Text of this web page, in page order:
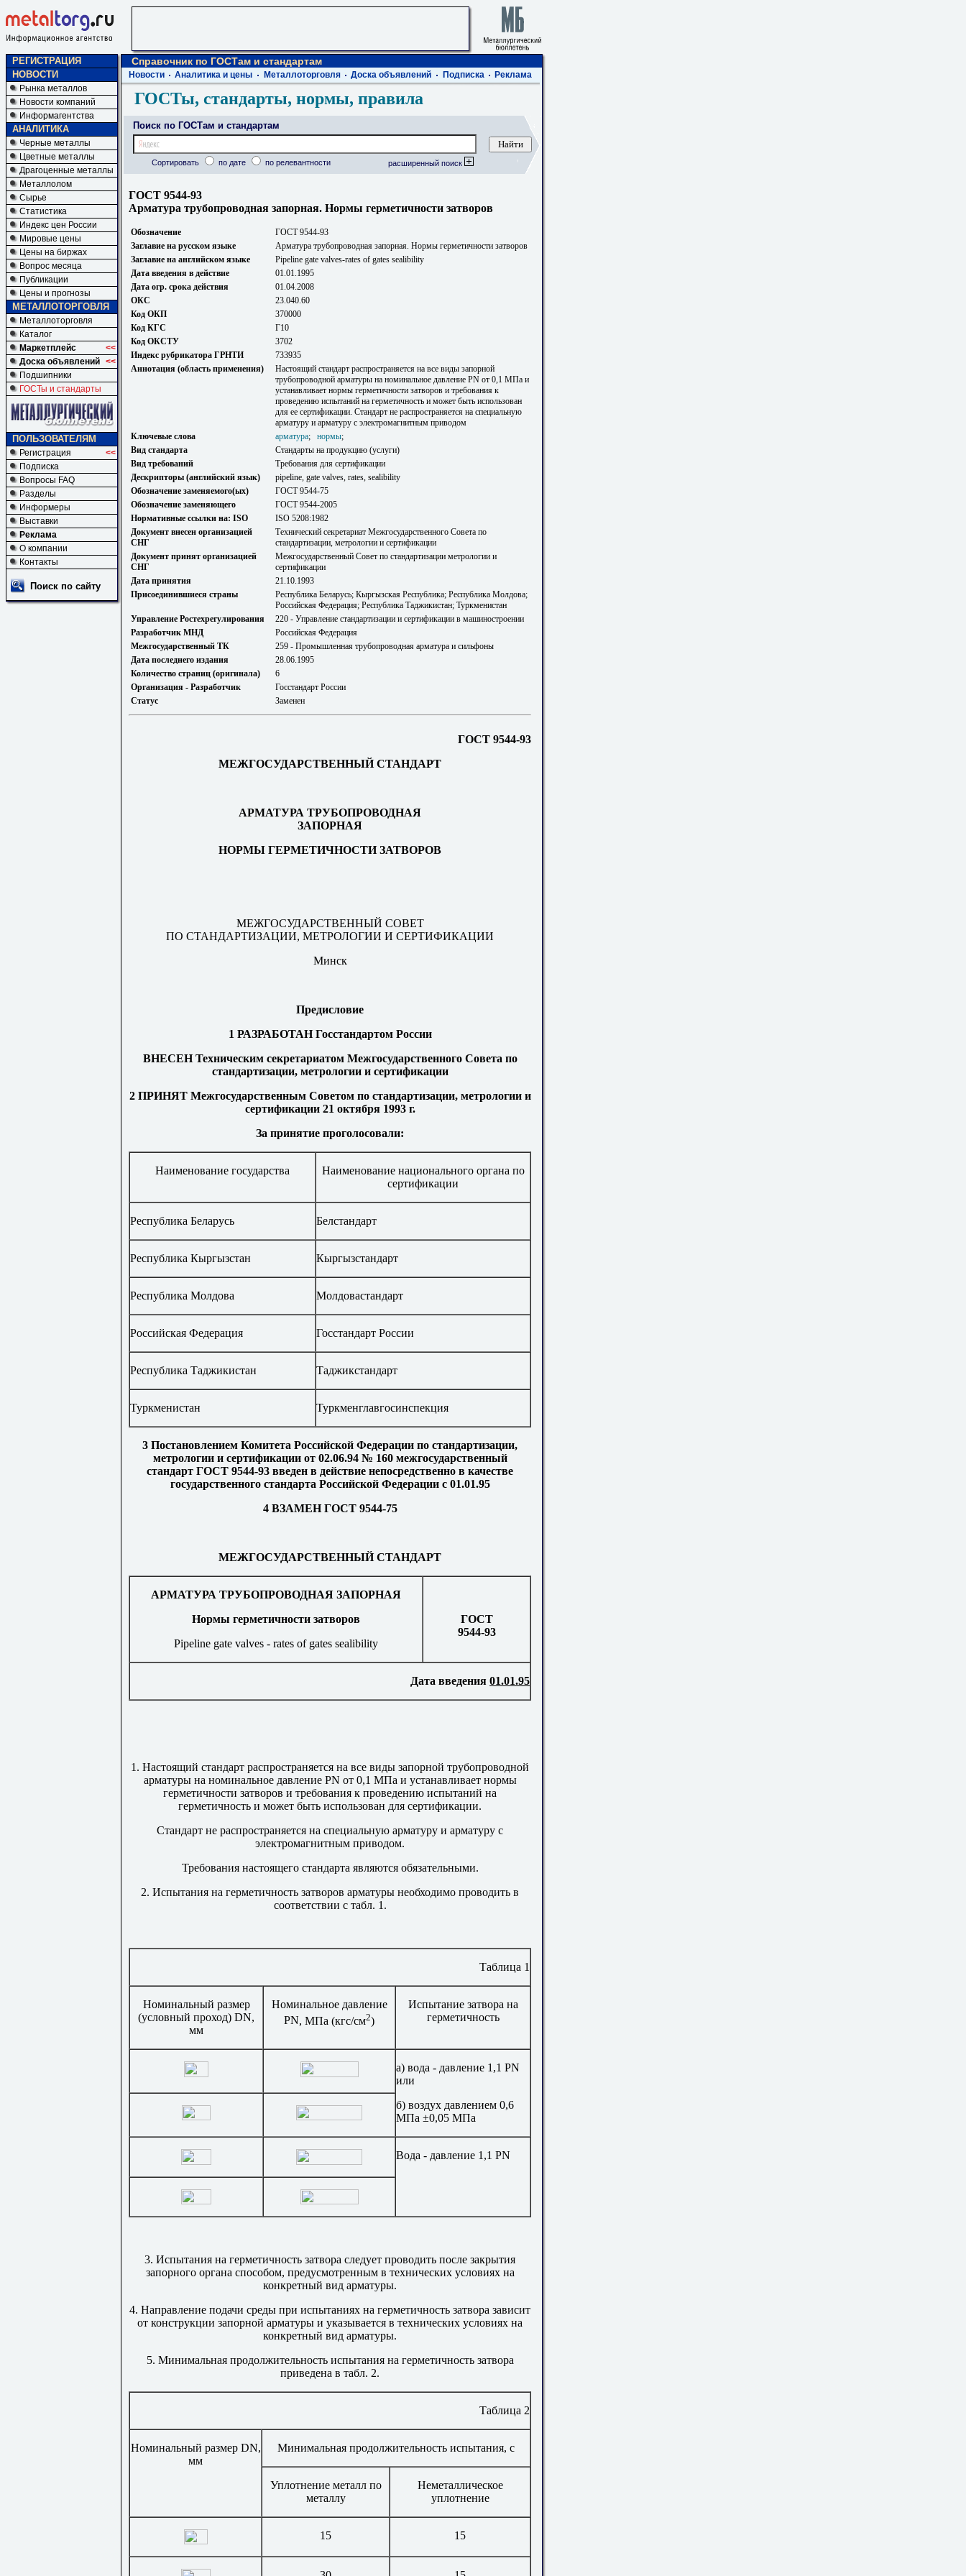
РЕГИСТРАЦИЯ
НОВОСТИ
Рынка металлов
Новости компаний
Информагентства
АНАЛИТИКА
Черные металлы
Цветные металлы
Драгоценные металлы
Металлолом
Сырье
Статистика
Индекс цен России
Мировые цены
Цены на биржах
Вопрос месяца
Публикации
Цены и прогнозы
МЕТАЛЛОТОРГОВЛЯ
Металлоторговля
Каталог
Маркетплейс
<<
Доска объявлений <<
Подшипники
ГОСТы и стандарты
ПОЛЬЗОВАТЕЛЯМ
Регистрация
<<
Подписка
Вопросы FAQ
Разделы
Информеры
Выставки
Реклама
О компании
Контакты
Поиск по сайту
Справочник по ГОСТам и стандартам
Новости Аналитика и цены Металлоторговля Доска объявлений Подписка Реклама
ГОСТы, стандарты, нормы, правила
Поиск по ГОСТам и стандартам
Сортировать по дате по релевантности расширенный поиск
ГОСТ 9544-93
Арматура трубопроводная запорная. Нормы герметичности затворов
Обозначение
ГОСТ 9544-93
Заглавие на русском языке
Арматура трубопроводная запорная. Нормы герметичности затворов
Заглавие на английском языке
Pipeline gate valves-rates of gates sealibility
Дата введения в действие
01.01.1995
Дата огр. срока действия
01.04.2008
ОКС
23.040.60
Код ОКП
370000
Код КГС
Г10
Код ОКСТУ
3702
Индекс рубрикатора ГРНТИ
733935
Аннотация (область применения)
Настоящий стандарт распространяется на все виды запорной
трубопроводной арматуры на номинальное давление PN от 0,1 МПа и
устанавливает нормы герметичности затворов и требования к
проведению испытаний на герметичность и может быть использован
для ее сертификации. Стандарт не распространяется на специальную
арматуру и арматуру с электромагнитным приводом
Ключевые слова
арматура; нормы;
Вид стандарта
Стандарты на продукцию (услуги)
Вид требований
Требования для сертификации
Дескрипторы (английский язык)
pipeline, gate valves, rates, sealibility
Обозначение заменяемого(ых)
ГОСТ 9544-75
Обозначение заменяющего
ГОСТ 9544-2005
Нормативные ссылки на: ISO
ISO 5208:1982
Документ внесен организацией
СНГ
Технический секретариат Межгосударственного Совета по
стандартизации, метрологии и сертификации
Документ принят организацией
СНГ
Межгосударственный Совет по стандартизации метрологии и
сертификации
Дата принятия
21.10.1993
Присоединившиеся страны
Республика Беларусь; Кыргызская Республика; Республика Молдова;
Российская Федерация; Республика Таджикистан; Туркменистан
Управление Ростехрегулирования
220 - Управление стандартизации и сертификации в машиностроении
Разработчик МНД
Российская Федерация
Межгосударственный ТК
259 - Промышленная трубопроводная арматура и сильфоны
Дата последнего издания
28.06.1995
Количество страниц (оригинала)
6
Организация - Разработчик
Госстандарт России
Статус
Заменен
ГОСТ 9544-93
МЕЖГОСУДАРСТВЕННЫЙ СТАНДАРТ
АРМАТУРА ТРУБОПРОВОДНАЯ
ЗАПОРНАЯ
НОРМЫ ГЕРМЕТИЧНОСТИ ЗАТВОРОВ
МЕЖГОСУДАРСТВЕННЫЙ СОВЕТ
ПО СТАНДАРТИЗАЦИИ, МЕТРОЛОГИИ И СЕРТИФИКАЦИИ
Минск
Предисловие
1 РАЗРАБОТАН Госстандартом России
ВНЕСЕН Техническим секретариатом Межгосударственного Совета по
стандартизации, метрологии и сертификации
2 ПРИНЯТ Межгосударственным Советом по стандартизации, метрологии и
сертификации 21 октября 1993 г.
За принятие проголосовали:
Наименование государства
Наименование национального органа по
сертификации
Республика Беларусь Белстандарт
Республика Кыргызстан Кыргызстандарт
Республика Молдова Молдовастандарт
Российская Федерация Госстандарт России
Республика Таджикистан Таджикстандарт
Туркменистан Туркменглавгосинспекция
3 Постановлением Комитета Российской Федерации по стандартизации,
метрологии и сертификации от 02.06.94 № 160 межгосударственный
стандарт ГОСТ 9544-93 введен в действие непосредственно в качестве
государственного стандарта Российской Федерации с 01.01.95
4 ВЗАМЕН ГОСТ 9544-75
МЕЖГОСУДАРСТВЕННЫЙ СТАНДАРТ
АРМАТУРА ТРУБОПРОВОДНАЯ ЗАПОРНАЯ
Нормы герметичности затворов
Pipeline gate valves - rates of gates sealibility
ГОСТ
9544-93
Дата введения 01.01.95
1. Настоящий стандарт распространяется на все виды запорной трубопроводной
арматуры на номинальное давление PN от 0,1 МПа и устанавливает нормы
герметичности затворов и требования к проведению испытаний на
герметичность и может быть использован для сертификации.
Стандарт не распространяется на специальную арматуру и арматуру с
электромагнитным приводом.
Требования настоящего стандарта являются обязательными.
2. Испытания на герметичность затворов арматуры необходимо проводить в
соответствии с табл. 1.
Таблица 1
Номинальный размер
(условный проход) DN,
мм
Номинальное давление
PN, МПа (кгс/см2)
Испытание затвора на
герметичность
а) вода - давление 1,1 PN
или
б) воздух давлением 0,6
МПа ±0,05 МПа
Вода - давление 1,1 PN
3. Испытания на герметичность затвора следует проводить после закрытия
запорного органа способом, предусмотренным в технических условиях на
конкретный вид арматуры.
4. Направление подачи среды при испытаниях на герметичность затвора зависит
от конструкции запорной арматуры и указывается в технических условиях на
конкретный вид арматуры.
5. Минимальная продолжительность испытания на герметичность затвора
приведена в табл. 2.
Таблица 2
Номинальный размер DN,
мм
Минимальная продолжительность испытания, с
Уплотнение металл по
металлу
Неметаллическое
уплотнение
15 15